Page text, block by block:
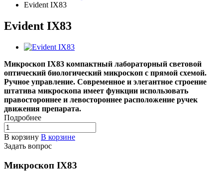
Evident IX83
Evident IX83
Микроскоп IX83 компактный лабораторный световой
оптический биологический микроскоп с прямой схемой.
Ручное управление. Современное и элегантное строение
штатива микроскопа имеет функции использовать
правостороннее и левостороннее расположение ручек
движения препарата.
Подробнее
В корзину В корзине
Задать вопрос
Микроскоп IX83